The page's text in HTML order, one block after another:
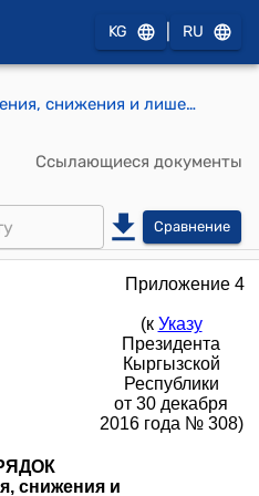
KG RU
Порядок присвоения, снижения и лишения классных чинов лицам, занимающим политические государственные должности, специальные государственные должности и политические муниципальные должности (к Указу Президента КР от 30 декабря 2016 года № 308)
Ссылающиеся документы
Сравнение